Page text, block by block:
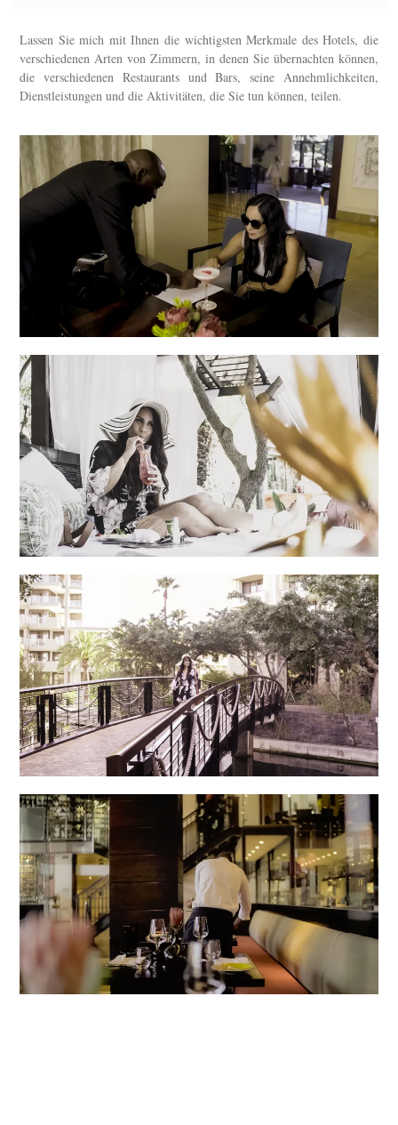
Lassen Sie mich mit Ihnen die wichtigsten Merkmale des Hotels, die
verschiedenen Arten von Zimmern, in denen Sie übernachten können,
die verschiedenen Restaurants und Bars, seine Annehmlichkeiten,
Dienstleistungen und die Aktivitäten, die Sie tun können, teilen.